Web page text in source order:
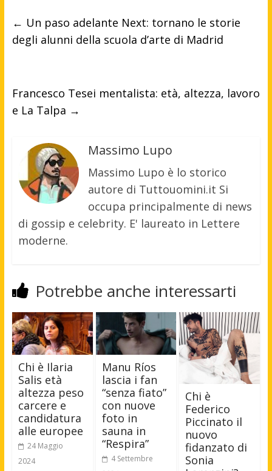
← Un paso adelante Next: tornano le storie
degli alunni della scuola d’arte di Madrid
Francesco Tesei mentalista: età, altezza, lavoro
e La Talpa →
Massimo Lupo
Massimo Lupo è lo storico
autore di Tuttouomini.it Si
occupa principalmente di news
di gossip e celebrity. E' laureato in Lettere
moderne.
Potrebbe anche interessarti
Chi è Ilaria
Salis età
altezza peso
carcere e
candidatura
alle europee
24 Maggio
2024
Manu Ríos
lascia i fan
“senza fiato”
con nuove
foto in
sauna in
“Respira”
4 Settembre
Chi è
Federico
Piccinato il
nuovo
fidanzato di
Sonia